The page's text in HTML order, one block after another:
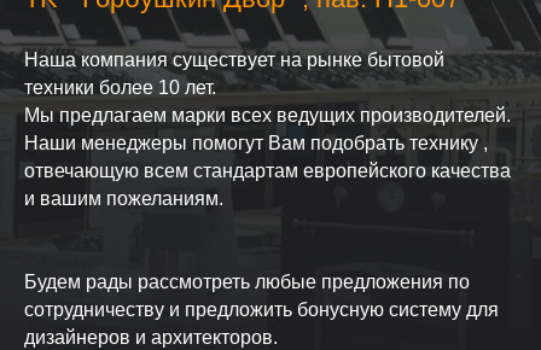
Наша компания существует на рынке бытовой
техники более 10 лет.
Мы предлагаем марки всех ведущих производителей.
Наши менеджеры помогут Вам подобрать технику ,
отвечающую всем стандартам европейского качества
и вашим пожеланиям.
Будем рады рассмотреть любые предложения по
сотрудничеству и предложить бонусную систему для
дизайнеров и архитекторов.